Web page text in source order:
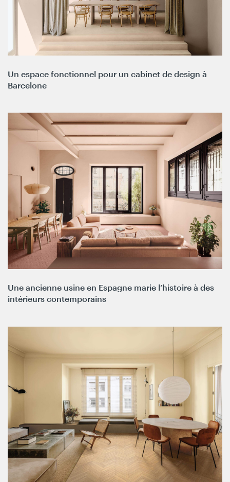
Un espace fonctionnel pour un cabinet de design à
Barcelone
Une ancienne usine en Espagne marie l’histoire à des
intérieurs contemporains